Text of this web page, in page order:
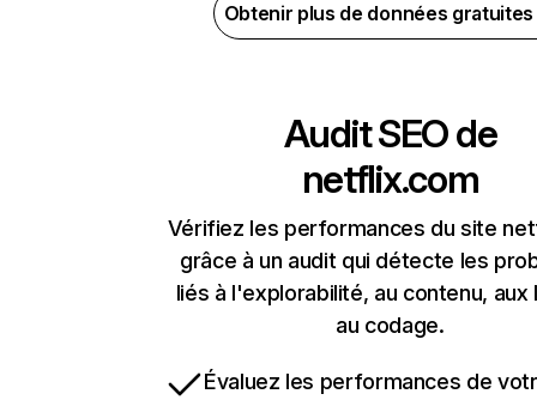
Obtenir plus de données
Audit SEO de
netflix.com
Vérifiez les performances du site
grâce à un audit qui détecte les
liés à l'explorabilité, au contenu, aux
au codage.
Évaluez les performances de